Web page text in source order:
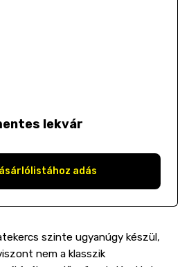
lekvár
adás
szinte ugyanúgy készül,
nem a klasszik